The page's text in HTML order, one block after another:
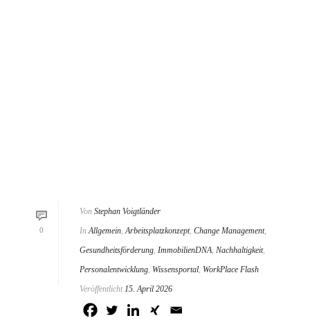
0
Von Stephan Voigtländer
In Allgemein,Arbeitsplatzkonzept, Change Management,
Gesundheitsförderung, ImmobilienDNA, Nachhaltigkeit,
Personalentwicklung, Wissensportal, WorkPlace Flash
Veröffentlicht 15. April 2026